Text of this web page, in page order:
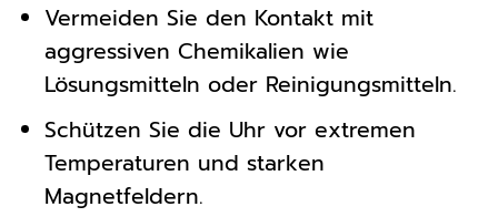
Vermeiden Sie den Kontakt mit
aggressiven Chemikalien wie
Lösungsmitteln oder Reinigungsmitteln.
Schützen Sie die Uhr vor extremen
Temperaturen und starken
Magnetfeldern.